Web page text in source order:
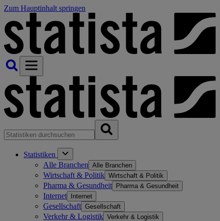
Zum Hauptinhalt springen
Statistiken
Alle Branchen Alle Branchen
Wirtschaft & Politik Wirtschaft & Politik
Pharma & Gesundheit Pharma & Gesundheit
Internet Internet
Gesellschaft Gesellschaft
Verkehr & Logistik Verkehr & Logistik